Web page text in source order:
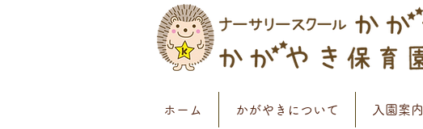
ホーム かがやきについて 入園案内